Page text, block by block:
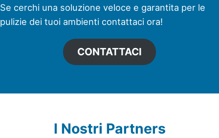
Se cerchi una soluzione veloce e garantita per le
pulizie dei tuoi ambienti contattaci ora!
CONTATTACI
I Nostri Partners